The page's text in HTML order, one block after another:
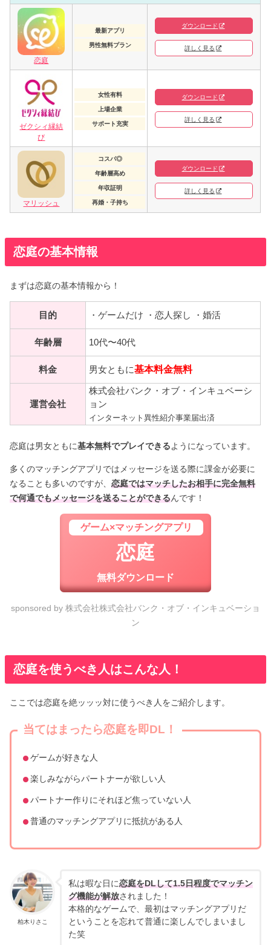
恋庭
最新アプリ
男性無料プラン
ダウンロード
詳しく見る
ゼクシィ縁結
び
女性有料
上場企業
サポート充実
ダウンロード
詳しく見る
マリッシュ
コスパ◎
年齢層高め
年収証明
再婚・子持ち
ダウンロード
詳しく見る
恋庭の基本情報
まずは恋庭の基本情報から！
目的 ・ゲームだけ ・恋人探し ・婚活
年齢層 10代〜40代
料金 男女ともに基本料金無料
運営会社
株式会社バンク・オブ・インキュベーシ
ョン
インターネット異性紹介事業届出済
恋庭は男女ともに基本無料でプレイできるようになっています。
多くのマッチングアプリではメッセージを送る際に課金が必要に
なることも多いのですが、恋庭ではマッチしたお相手に完全無料
で何通でもメッセージを送ることができるんです！
ゲーム×マッチングアプリ
恋庭
無料ダウンロード
sponsored by 株式会社株式会社バンク・オブ・インキュベーショ
ン
恋庭を使うべき人はこんな人！
ここでは恋庭を絶ッッッ対に使うべき人をご紹介します。
当てはまったら恋庭を即DL！
ゲームが好きな人
楽しみながらパートナーが欲しい人
パートナー作りにそれほど焦っていない人
普通のマッチングアプリに抵抗がある人
柏木りさこ
私は暇な日に恋庭をDLして1.5日程度でマッチン
グ機能が解放されました！
本格的なゲームで、最初はマッチングアプリだ
ということを忘れて普通に楽しんでしまいまし
た笑